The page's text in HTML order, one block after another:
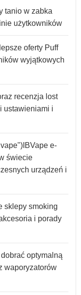
tanio w zabka
użytkowników
oferty Puff
wyjątkowych
recenzja lost
ustawieniami i
e-
świecie
urządzeń i
sklepy smoking
i porady
optymalną
waporyzatorów